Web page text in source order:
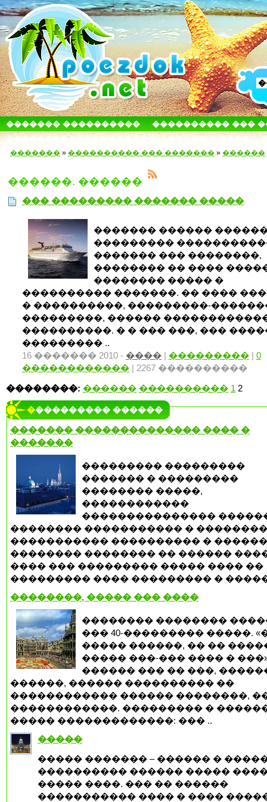
������� ����������
���������� ���
������������� ������
����� � ����
������� » ���������� ��� ������� » ������
������. ������
��� ��������� ������� �����
������� ������
���������
������� ��� ��������,
�������� �� ����
�������� ����� �
���������� �������. �� ����
� ����������, ���������-
���������, ������
����������. � � ��� ���, ���
��������� ..
16 ������� 2010 - ���� | ��������� | 0
������������ | 2267 ����������
��������: ������ ���������� 1 2
���������� ������
������� �������������� ���� �
�������
��������� ���������
������� � ���������
�������� �����,
������������
���������������
�������� ����������� �
����������� ���������� �
�������� �������� �� ������
���� ��� ��������� ����� ���� ��
��������� ���� ��������� �
��������, ����� ��� ����
�������� ��������
��� 40-��������� �����.
����� ������, �� ��
����� ���-��� ���� �
������ ��� �� ���,
������, ������ ���������� ��
������������ ������ ��������,
������������. ��������� �
����� �������������: ��� ..
�����
����� ������� – ������ �
���������� ������ �����
����� ����. ��� �� ������
����������� ���� � ����